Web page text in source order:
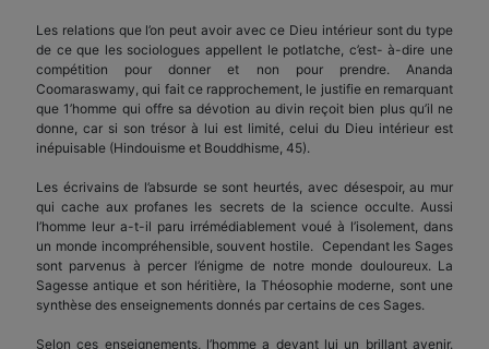
Les relations que l’on peut avoir avec ce Dieu intérieur sont du type
de ce que les sociologues appellent le potlatche, c’est- à-dire une
compétition pour donner et non pour prendre. Ananda
Coomaraswamy, qui fait ce rapprochement, le justifie en remarquant
que 1’homme qui offre sa dévotion au divin reçoit bien plus qu’il ne
donne, car si son trésor à lui est limité, celui du Dieu intérieur est
inépuisable (Hindouisme et Bouddhisme, 45).
Les écrivains de l’absurde se sont heurtés, avec désespoir, au mur
qui cache aux profanes les secrets de la science occulte. Aussi
l’homme leur a-t-il paru irrémédiablement voué à l’isolement, dans
un monde incompréhensible, souvent hostile. Cependant les Sages
sont parvenus à percer l’énigme de notre monde douloureux. La
Sagesse antique et son héritière, la Théosophie moderne, sont une
synthèse des enseignements donnés par certains de ces Sages.
Selon ces enseignements, l’homme a devant lui un brillant avenir.